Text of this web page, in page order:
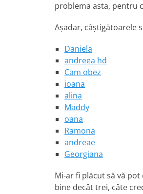
problema asta, pentru
Aşadar, câştigătoarele
Daniela
andreea hd
Cam obez
ioana
alina
Maddy
oana
Ramona
andreae
Georgiana
Mi-ar fi plăcut să vă
bine decât trei, câte